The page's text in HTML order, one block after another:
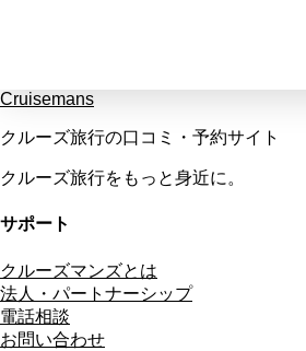
Cruisemans
クルーズ旅行の口コミ・予約サイト
クルーズ旅行をもっと身近に。
サポート
クルーズマンズとは
法人・パートナーシップ
電話相談
お問い合わせ